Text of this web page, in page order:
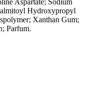
Aspartate; Sodium
Hydroxypropyl
Xanthan Gum;
Parfum.